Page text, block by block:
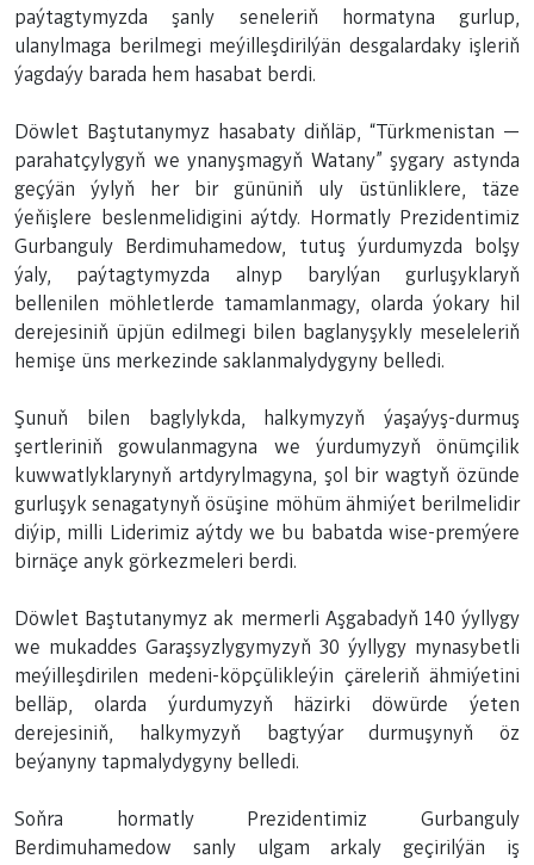
paýtagtymyzda şanly seneleriň hormatyna gurlup,
ulanylmaga berilmegi meýilleşdirilýän desgalardaky işleriň
ýagdaýy barada hem hasabat berdi.
Döwlet Baştutanymyz hasabaty diňläp, “Türkmenistan —
parahatçylygyň we ynanyşmagyň Watany” şygary astynda
geçýän ýylyň her bir gününiň uly üstünliklere, täze
ýeňişlere beslenmelidigini aýtdy. Hormatly Prezidentimiz
Gurbanguly Berdimuhamedow, tutuş ýurdumyzda bolşy
ýaly, paýtagtymyzda alnyp barylýan gurluşyklaryň
bellenilen möhletlerde tamamlanmagy, olarda ýokary hil
derejesiniň üpjün edilmegi bilen baglanyşykly meseleleriň
hemişe üns merkezinde saklanmalydygyny belledi.
Şunuň bilen baglylykda, halkymyzyň ýaşaýyş-durmuş
şertleriniň gowulanmagyna we ýurdumyzyň önümçilik
kuwwatlyklarynyň artdyrylmagyna, şol bir wagtyň özünde
gurluşyk senagatynyň ösüşine möhüm ähmiýet berilmelidir
diýip, milli Liderimiz aýtdy we bu babatda wise-premýere
birnäçe anyk görkezmeleri berdi.
Döwlet Baştutanymyz ak mermerli Aşgabadyň 140 ýyllygy
we mukaddes Garaşsyzlygymyzyň 30 ýyllygy mynasybetli
meýilleşdirilen medeni-köpçülikleýin çäreleriň ähmiýetini
belläp, olarda ýurdumyzyň häzirki döwürde ýeten
derejesiniň, halkymyzyň bagtyýar durmuşynyň öz
beýanyny tapmalydygyny belledi.
Soňra hormatly Prezidentimiz Gurbanguly
Berdimuhamedow sanly ulgam arkaly geçirilýän iş